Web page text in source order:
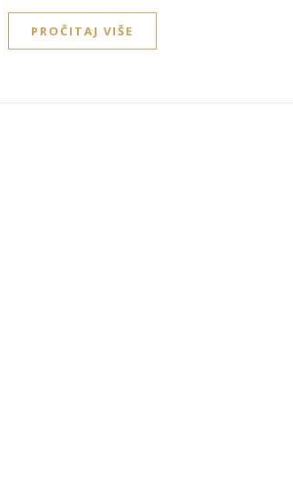
PROČITAJ VIŠE